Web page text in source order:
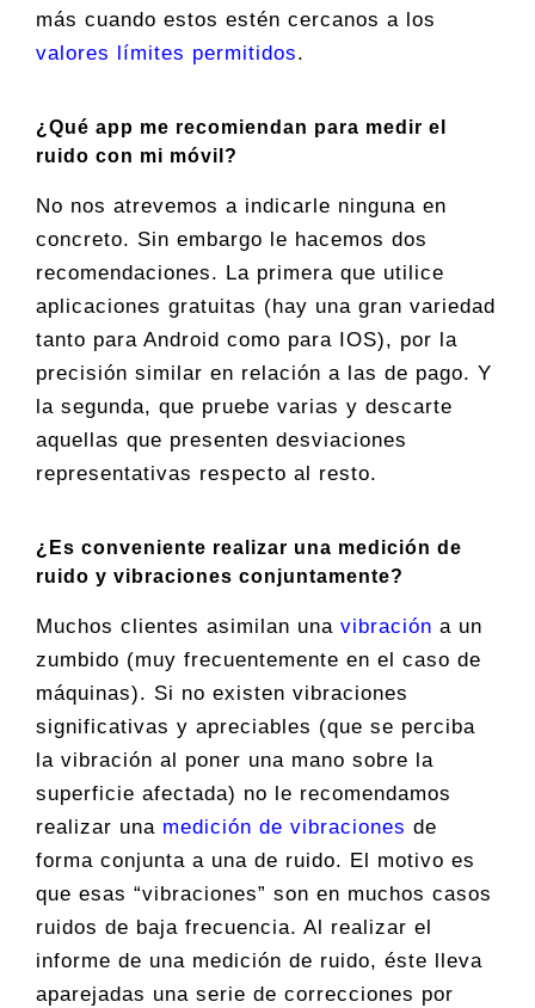
más cuando estos estén cercanos a los
valores límites permitidos.
¿Qué app me recomiendan para medir el
ruido con mi móvil?
No nos atrevemos a indicarle ninguna en
concreto. Sin embargo le hacemos dos
recomendaciones. La primera que utilice
aplicaciones gratuitas (hay una gran variedad
tanto para Android como para IOS), por la
precisión similar en relación a las de pago. Y
la segunda, que pruebe varias y descarte
aquellas que presenten desviaciones
representativas respecto al resto.
¿Es conveniente realizar una medición de
ruido y vibraciones conjuntamente?
Muchos clientes asimilan una vibración a un
zumbido (muy frecuentemente en el caso de
máquinas). Si no existen vibraciones
significativas y apreciables (que se perciba
la vibración al poner una mano sobre la
superficie afectada) no le recomendamos
realizar una medición de vibraciones de
forma conjunta a una de ruido. El motivo es
que esas “vibraciones” son en muchos casos
ruidos de baja frecuencia. Al realizar el
informe de una medición de ruido, éste lleva
aparejadas una serie de correcciones por